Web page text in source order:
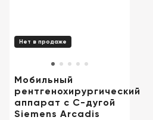
Нет в продаже
Мобильный
рентгенохирургический
аппарат c C-дугой
Siemens Arcadis